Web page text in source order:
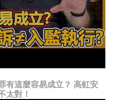
有這麼容易成立？ 高虹安
太對！